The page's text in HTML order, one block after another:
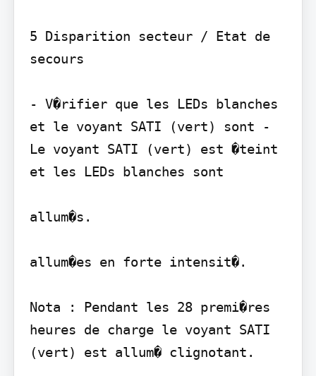
5 Disparition secteur / Etat de
secours
- V�rifier que les LEDs blanches
et le voyant SATI (vert) sont -
Le voyant SATI (vert) est �teint
et les LEDs blanches sont
allum�s.
allum�es en forte intensit�.
Nota : Pendant les 28 premi�res
heures de charge le voyant SATI
(vert) est allum� clignotant.